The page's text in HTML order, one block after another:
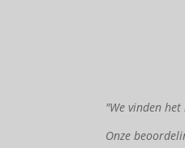
"We vinden
Onze